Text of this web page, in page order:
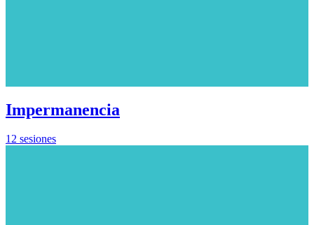
Impermanencia
12 sesiones